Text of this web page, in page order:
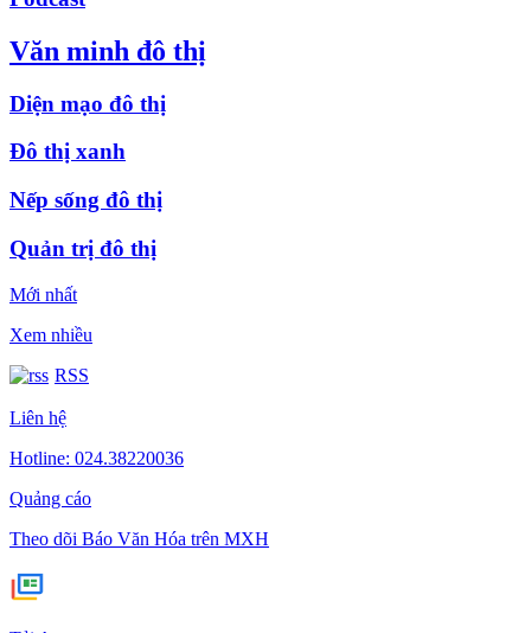
Văn minh đô thị
Diện mạo đô thị
Đô thị xanh
Nếp sống đô thị
Quản trị đô thị
Mới nhất
Xem nhiều
RSS
Liên hệ
Hotline: 024.38220036
Quảng cáo
Theo dõi Báo Văn Hóa trên MXH